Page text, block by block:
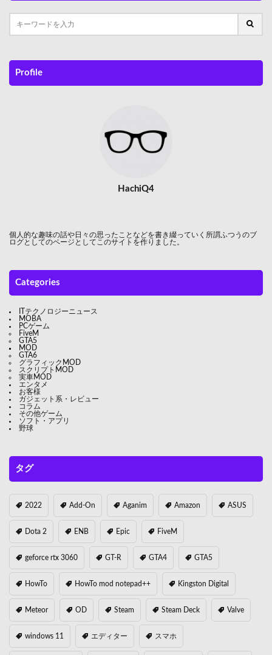
Profile
HachiQ4
個人的な趣味の話や日々の思ったことなどを書き綴っていく所謂ふつうのブ
ログとしてのページとしてこのサイトを作りました。
Categories
ITテクノロジーニュース
MOBA
PCゲーム
FiveM
GTA5
MOD
GTA6
グラフィックMOD
スクリプトMOD
実車MOD
エンタメ
お客様
ガジェット系・レビュー
コラム
その他ゲーム
ソフト・アプリ
野球
タグ
2022 Add-On Aganim Amazon ASUS
Dota 2 ENB Epic FiveM
geforce rtx 3060 GT-R GTA4 GTA5
HowTo HowTo mod notepad++ Kingston Digital
Meteor OD Steam Steam Deck Valve
windows 11 エディター スマホ